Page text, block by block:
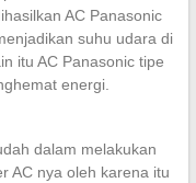
AC Panasonic
suhu udara di
itu AC Panasonic tipe
energi.
dalam melakukan
AC nya oleh karena itu